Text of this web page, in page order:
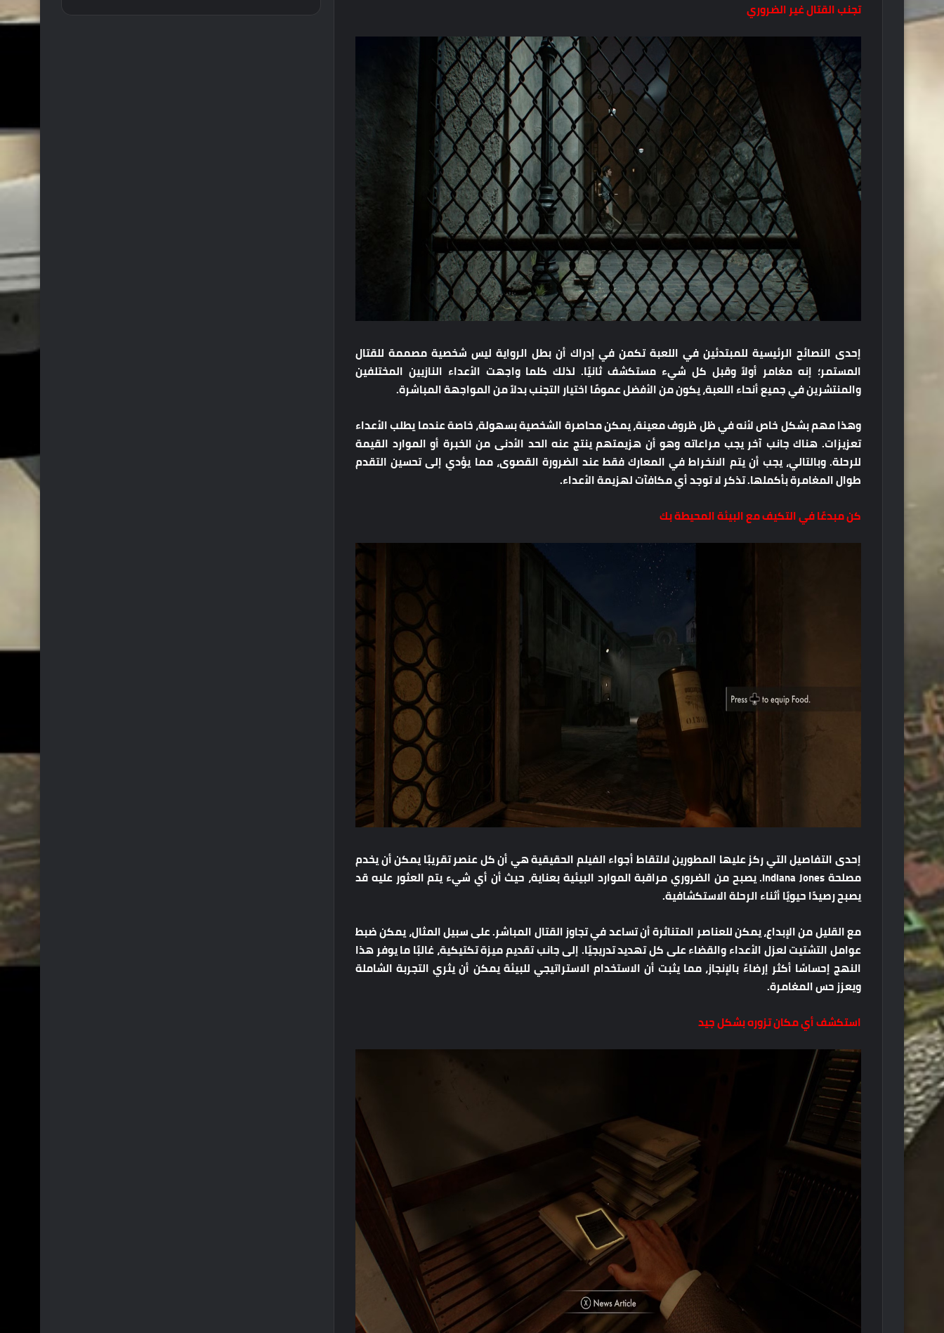
تجنب القتال غير الضروري
إحدى النصائح الرئيسية للمبتدئين في اللعبة تكمن في إدراك أن بطل الرواية ليس شخصية مصممة للقتال
المستمر؛ إنه مغامر أولاً وقبل كل شيء مستكشف ثانيًا. لذلك كلما واجهت الأعداء النازيين المختلفين
والمنتشرين في جميع أنحاء اللعبة، يكون من الأفضل عمومًا اختيار التجنب بدلاً من المواجهة المباشرة.
وهذا مهم بشكل خاص لأنه في ظل ظروف معينة، يمكن محاصرة الشخصية بسهولة، خاصة عندما يطلب الأعداء
تعزيزات. هناك جانب آخر يجب مراعاته وهو أن هزيمتهم ينتج عنه الحد الأدنى من الخبرة أو الموارد القيمة
للرحلة. وبالتالي، يجب أن يتم الانخراط في المعارك فقط عند الضرورة القصوى، مما يؤدي إلى تحسين التقدم
طوال المغامرة بأكملها. تذكر لا توجد أي مكافآت لهزيمة الأعداء.
كن مبدعًا في التكيف مع البيئة المحيطة بك
إحدى التفاصيل التي ركز عليها المطورين لالتقاط أجواء الفيلم الحقيقية هي أن كل عنصر تقريبًا يمكن أن يخدم
مصلحة Indiana Jones. يصبح من الضروري مراقبة الموارد البيئية بعناية، حيث أن أي شيء يتم العثور عليه قد
يصبح رصيدًا حيويًا أثناء الرحلة الاستكشافية.
مع القليل من الإبداع، يمكن للعناصر المتناثرة أن تساعد في تجاوز القتال المباشر. على سبيل المثال، يمكن ضبط
عوامل التشتيت لعزل الأعداء والقضاء على كل تهديد تدريجيًا. إلى جانب تقديم ميزة تكتيكية، غالبًا ما يوفر هذا
النهج إحساسًا أكثر إرضاءً بالإنجاز، مما يثبت أن الاستخدام الاستراتيجي للبيئة يمكن أن يثري التجربة الشاملة
ويعزز حس المغامرة.
استكشف أي مكان تزوره بشكل جيد